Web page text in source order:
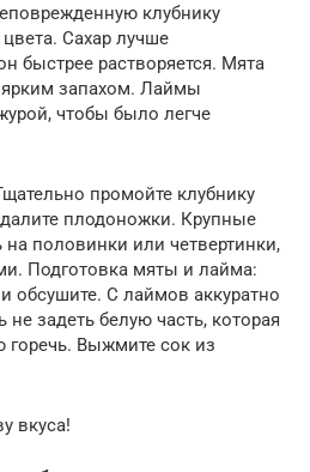
клубнику
Сахар лучше
быстрее растворяется. Мята
запахом. Лаймы
чтобы было легче
промойте клубнику
плодоножки. Крупные
половинки или четвертинки,
Подготовка мяты и лайма:
обсушите. С лаймов аккуратно
не задеть белую часть, которая
горечь. Выжмите сок из
вкуса!